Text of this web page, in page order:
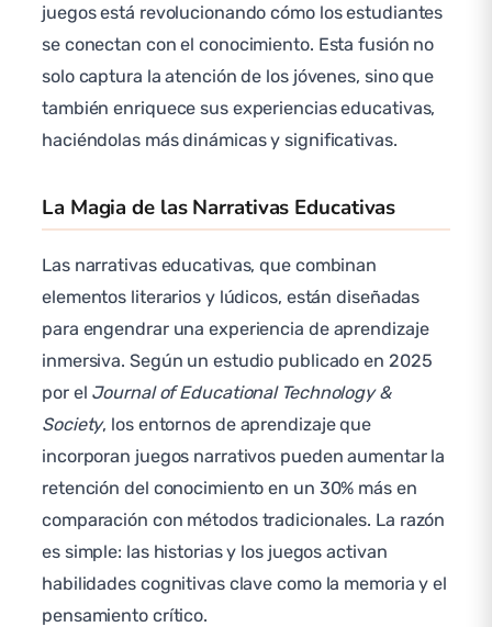
juegos está revolucionando cómo los estudiantes
se conectan con el conocimiento. Esta fusión no
solo captura la atención de los jóvenes, sino que
también enriquece sus experiencias educativas,
haciéndolas más dinámicas y significativas.
La Magia de las Narrativas Educativas
Las narrativas educativas, que combinan
elementos literarios y lúdicos, están diseñadas
para engendrar una experiencia de aprendizaje
inmersiva. Según un estudio publicado en 2025
por el Journal of Educational Technology &
Society, los entornos de aprendizaje que
incorporan juegos narrativos pueden aumentar la
retención del conocimiento en un 30% más en
comparación con métodos tradicionales. La razón
es simple: las historias y los juegos activan
habilidades cognitivas clave como la memoria y el
pensamiento crítico.